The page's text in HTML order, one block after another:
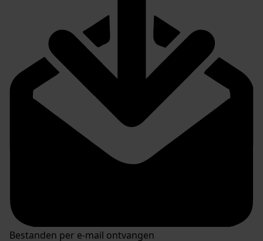
Bestanden per e-mail ontvangen